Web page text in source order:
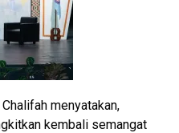
menyatakan,
kembali semangat